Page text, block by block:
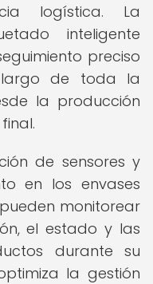
logística. La
inteligente
preciso
de toda la
la producción
de sensores y
en los envases
monitorear
el estado y las
durante su
la gestión